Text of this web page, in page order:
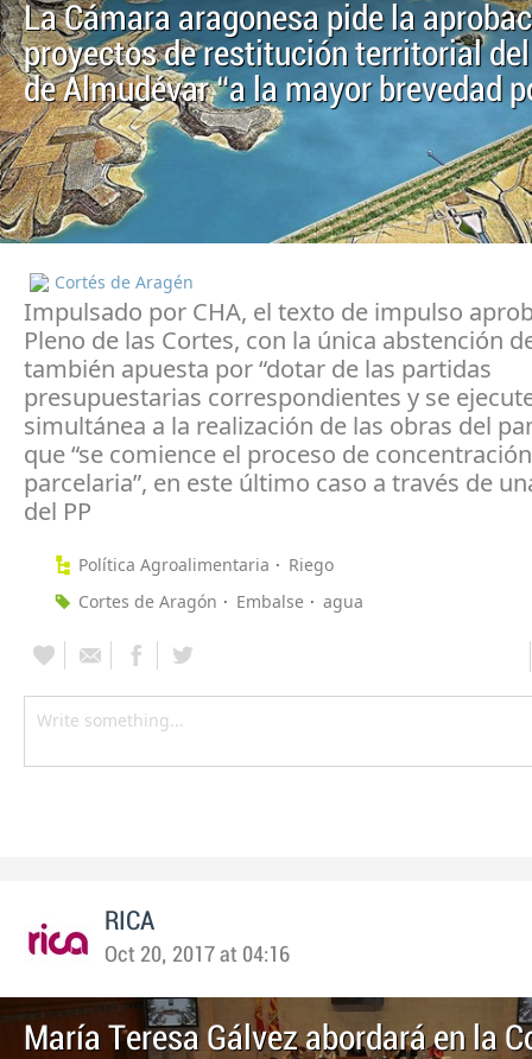
La Cámara aragonesa pide la
proyectos de restitución territorial
de Almudévar “a la mayor brevedad
Cortés de Aragén
Impulsado por CHA, el texto de impulso
Pleno de las Cortes, con la única abstención
también apuesta por “dotar de las partidas
presupuestarias correspondientes y se
simultánea a la realización de las obras del
que “se comience el proceso de concentración
parcelaria”, en este último caso a través de
del PP
Política Agroalimentaria
Riego
Cortes de Aragón
Embalse agua
RICA
Oct 20, 2017 at 04:16
María Teresa Gálvez abordará en la